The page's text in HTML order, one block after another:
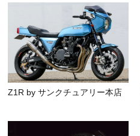
Z1R by サンクチュアリー本店